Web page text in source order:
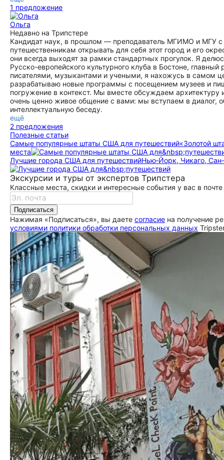
1 предложение
Ольга
Недавно на Трипстере
Кандидат наук, в прошлом — преподаватель МГИМО и МГУ
путешественникам открывать для себя этот город и его
они всегда выходят за рамки стандартных прогулок. Я
Русско-европейского культурного клуба в Бостоне,
писателями, музыкантами и учеными, я нахожусь в самом
разрабатываю новые программы с посещением музеев и
погружение в контекст. Мы вместе обсуждаем
очень ценно живое общение с вами: мы вступаем в
интеллектуальную беседу.
ещё
2 предложения
Полезные статьи
Самые популярные штаты США для путешествий«Золотой
места
Лучшие города США для путешествийНью‑Йорк, Чикаго,
Экскурсии и туры от экспертов Трипстера
Классные места, скидки и интересные события у вас в почте
Подписаться
Нажимая «Подписаться», вы даете согласие на получение
условиями политики обработки персональных данных